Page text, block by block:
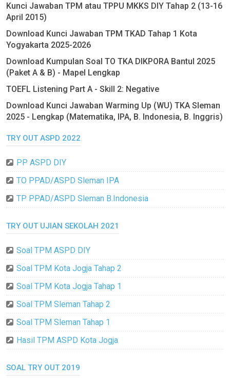
Kunci Jawaban TPM atau TPPU MKKS DIY Tahap 2 (13-16
April 2015)
Download Kunci Jawaban TPM TKAD Tahap 1 Kota
Yogyakarta 2025-2026
Download Kumpulan Soal TO TKA DIKPORA Bantul 2025
(Paket A & B) - Mapel Lengkap
TOEFL Listening Part A - Skill 2: Negative
Download Kunci Jawaban Warming Up (WU) TKA Sleman
2025 - Lengkap (Matematika, IPA, B. Indonesia, B. Inggris)
TRY OUT ASPD 2022
PP ASPD DIY
TO PPAD/ASPD Sleman IPA
TP PPAD/ASPD Sleman B.Indonesia
TRY OUT UJIAN SEKOLAH 2021
Soal TPM ASPD DIY
Soal TPM Kota Jogja Tahap 2
Soal TPM Kota Jogja Tahap 1
Soal TPM Sleman Tahap 2
Soal TPM Sleman Tahap 1
Hasil TPM ASPD Kota Jogja
SOAL TRY OUT 2019